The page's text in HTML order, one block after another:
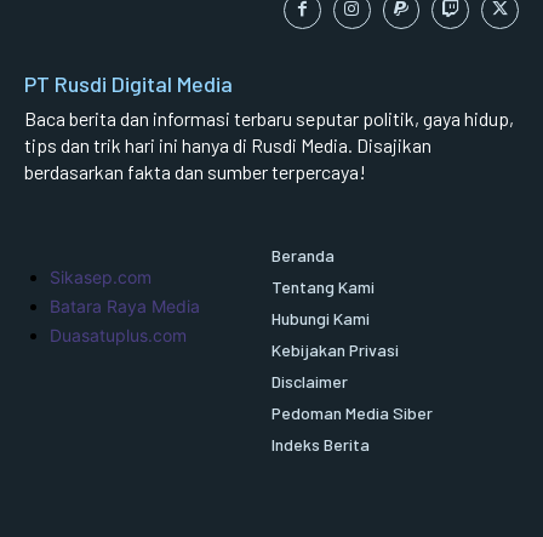
PT Rusdi Digital Media
Baca berita dan informasi terbaru seputar politik, gaya hidup,
tips dan trik hari ini hanya di Rusdi Media. Disajikan
berdasarkan fakta dan sumber terpercaya!
Sikasep.com
Batara Raya Media
Duasatuplus.com
Beranda
Tentang Kami
Hubungi Kami
Kebijakan Privasi
Disclaimer
Pedoman Media Siber
Indeks Berita